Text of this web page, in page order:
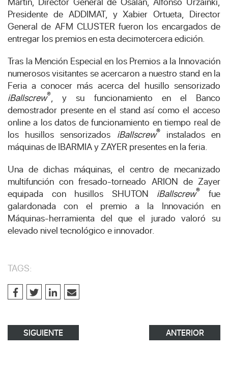
Presidente de ADDIMAT, y Xabier Ortueta, Director
General de AFM CLUSTER fueron los encargados de
entregar los premios en esta decimotercera edición.
Tras la Mención Especial en los Premios a la Innovación
numerosos visitantes se acercaron a nuestro stand en la
Feria a conocer más acerca del husillo sensorizado
iBallscrew®
, y su funcionamiento en el Banco
demostrador presente en el stand así como el acceso
online a los datos de funcionamiento en tiempo real de
los husillos sensorizados iBallscrew®instalados en
máquinas de IBARMIA y ZAYER presentes en la feria.
Una de dichas máquinas, el centro de mecanizado
multifunción con fresado-torneado ARION de Zayer
equipada con husillos SHUTON iBallscrew®
fue
galardonada con el premio a la Innovación en
Máquinas-herramienta del que el jurado valoró su
elevado nivel tecnológico e innovador.
TAGS:
SIGUIENTE ANTERIOR